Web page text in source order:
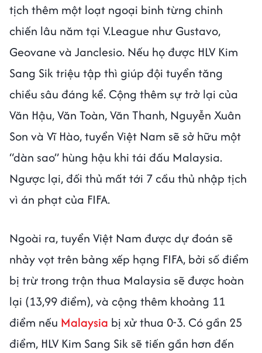
tịch thêm một loạt ngoại binh từng chinh
chiến lâu năm tại V.League như Gustavo,
Geovane và Janclesio. Nếu họ được HLV Kim
Sang Sik triệu tập thì giúp đội tuyển tăng
chiều sâu đáng kể. Cộng thêm sự trở lại của
Văn Hậu, Văn Toàn, Văn Thanh, Nguyễn Xuân
Son và Vĩ Hào, tuyển Việt Nam sẽ sở hữu một
“dàn sao” hùng hậu khi tái đấu Malaysia.
Ngược lại, đối thủ mất tới 7 cầu thủ nhập tịch
vì án phạt của FIFA.
Ngoài ra, tuyển Việt Nam được dự đoán sẽ
nhảy vọt trên bảng xếp hạng FIFA, bởi số điểm
bị trừ trong trận thua Malaysia sẽ được hoàn
lại (13,99 điểm), và cộng thêm khoảng 11
điểm nếu Malaysia bị xử thua 0-3. Có gần 25
điểm, HLV Kim Sang Sik sẽ tiến gần hơn đến